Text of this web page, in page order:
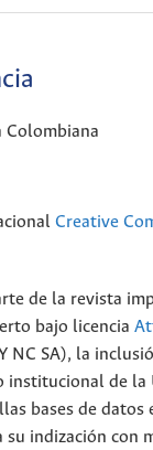
Colombiana
Creative
de la revista
bajo licencia
NC SA), la
de la
bases de datos
indización con